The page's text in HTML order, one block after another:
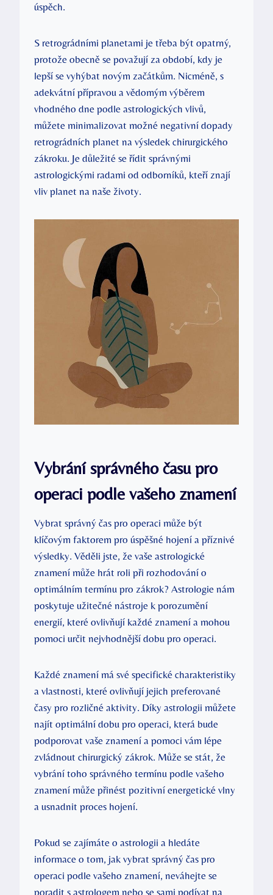
úspěch.
S retrográdními planetami je třeba být opatrný,
protože obecně se považují za období, kdy je
lepší se vyhýbat novým začátkům. Nicméně, s
adekvátní přípravou a vědomým výběrem
vhodného dne podle astrologických vlivů,
můžete minimalizovat možné negativní dopady
retrográdních planet na výsledek chirurgického
zákroku. Je důležité se řídit správnými
astrologickými radami od odborníků, kteří znají
vliv planet na naše životy.
Vybrání správného času pro
operaci podle vašeho znamení
Vybrat správný čas pro operaci může být
klíčovým faktorem pro úspěšné hojení a příznivé
výsledky. Věděli jste, že vaše astrologické
znamení může hrát roli při rozhodování o
optimálním termínu pro zákrok? Astrologie nám
poskytuje užitečné nástroje k porozumění
energií, které ovlivňují každé znamení a mohou
pomoci určit nejvhodnější dobu pro operaci.
Každé znamení má své specifické charakteristiky
a vlastnosti, které ovlivňují jejich preferované
časy pro rozličné aktivity. Díky astrologii můžete
najít optimální dobu pro operaci, která bude
podporovat vaše znamení a pomoci vám lépe
zvládnout chirurgický zákrok. Může se stát, že
vybrání toho správného termínu podle vašeho
znamení může přinést pozitivní energetické vlny
a usnadnit proces hojení.
Pokud se zajímáte o astrologii a hledáte
informace o tom, jak vybrat správný čas pro
operaci podle vašeho znamení, neváhejte se
poradit s astrologem nebo se sami podívat na